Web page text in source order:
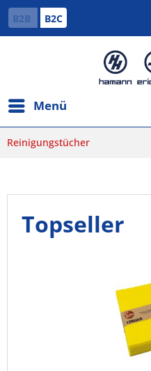
B2B B2C
Menü
Reinigungstücher
Topseller